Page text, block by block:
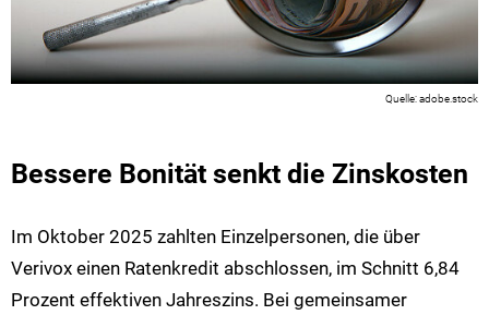
adobe.stock
Bessere Bonität senkt die Zinskosten
Im Oktober 2025 zahlten Einzelpersonen, die über
Verivox einen Ratenkredit abschlossen, im Schnitt 6,84
Prozent effektiven Jahreszins. Bei gemeinsamer